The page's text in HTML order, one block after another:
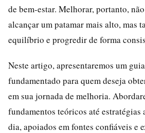
de bem-estar. Melhorar, portanto,
alcançar um patamar mais alto, mas
equilíbrio e progredir de forma
Neste artigo, apresentaremos um
fundamentado para quem deseja
em sua jornada de melhoria.
fundamentos teóricos até estratégias
dia, apoiados em fontes confiáveis e